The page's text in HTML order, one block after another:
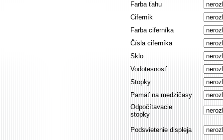
Farba ťahu
Ciferník
Farba ciferníka
Čísla ciferníka
Sklo
Vodotesnosť
Stopky
Pamäť na medzičasy
Odpočítavacie
stopky
Podsvietenie displeja